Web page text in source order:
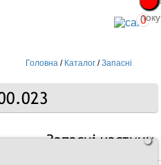
0
Головна / Каталог /Запасні
Запасні частини